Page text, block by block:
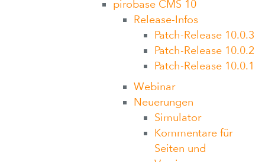
pirobase CMS 10
Release-Infos
Patch-Release 10.0.3
Patch-Release 10.0.2
Patch-Release 10.0.1
Webinar
Neuerungen
Simulator
Kommentare für
Seiten und